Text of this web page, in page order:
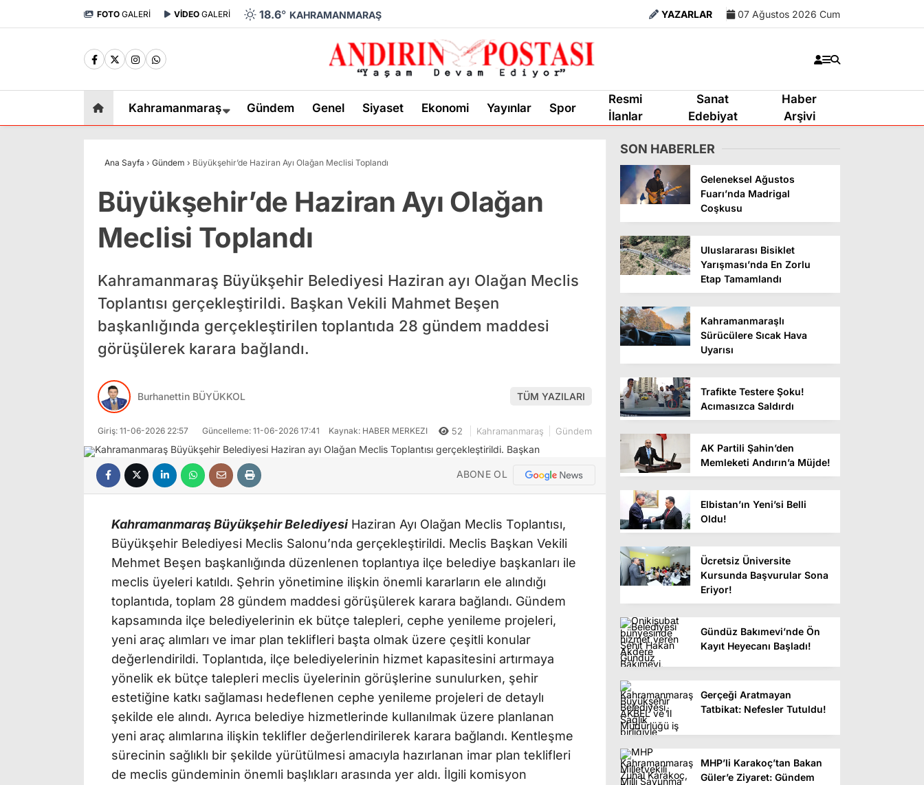
FOTO GALERİ VİDEO GALERİ 18.6° KAHRAMANMARAŞ YAZARLAR 07 Ağustos 2026 Cum
Kahramanmaraş Gündem Genel Siyaset Ekonomi Yayınlar Spor
Resmi
İlanlar
Sanat
Edebiyat
Haber
Arşivi
Ana Sayfa › Gündem › Büyükşehir’de Haziran Ayı Olağan Meclisi Toplandı
Büyükşehir’de Haziran Ayı Olağan
Meclisi Toplandı
Kahramanmaraş Büyükşehir Belediyesi Haziran ayı Olağan Meclis
Toplantısı gerçekleştirildi. Başkan Vekili Mahmet Beşen
başkanlığında gerçekleştirilen toplantıda 28 gündem maddesi
görüşülerek karara bağlandı.
Burhanettin BÜYÜKKOL TÜM YAZILARI
Giriş: 11-06-2026 22:57 Güncelleme: 11-06-2026 17:41 Kaynak: HABER MERKEZI 52 Kahramanmaraş Gündem
ABONE OL
Kahramanmaraş Büyükşehir Belediyesi Haziran Ayı Olağan Meclis Toplantısı,
Büyükşehir Belediyesi Meclis Salonu’nda gerçekleştirildi. Meclis Başkan Vekili
Mehmet Beşen başkanlığında düzenlenen toplantıya ilçe belediye başkanları ile
meclis üyeleri katıldı. Şehrin yönetimine ilişkin önemli kararların ele alındığı
toplantıda, toplam 28 gündem maddesi görüşülerek karara bağlandı. Gündem
kapsamında ilçe belediyelerinin ek bütçe talepleri, cephe yenileme projeleri,
yeni araç alımları ve imar plan teklifleri başta olmak üzere çeşitli konular
değerlendirildi. Toplantıda, ilçe belediyelerinin hizmet kapasitesini artırmaya
yönelik ek bütçe talepleri meclis üyelerinin görüşlerine sunulurken, şehir
estetiğine katkı sağlaması hedeflenen cephe yenileme projeleri de detaylı
şekilde ele alındı. Ayrıca belediye hizmetlerinde kullanılmak üzere planlanan
yeni araç alımlarına ilişkin teklifler değerlendirilerek karara bağlandı. Kentleşme
sürecinin sağlıklı bir şekilde yürütülmesi amacıyla hazırlanan imar plan teklifleri
de meclis gündeminin önemli başlıkları arasında yer aldı. İlgili komisyon
SON HABERLER
Geleneksel Ağustos
Fuarı’nda Madrigal
Coşkusu
Uluslararası Bisiklet
Yarışması’nda En Zorlu
Etap Tamamlandı
Kahramanmaraşlı
Sürücülere Sıcak Hava
Uyarısı
Trafikte Testere Şoku!
Acımasızca Saldırdı
AK Partili Şahin’den
Memleketi Andırın’a Müjde!
Elbistan’ın Yeni’si Belli
Oldu!
Ücretsiz Üniversite
Kursunda Başvurular Sona
Eriyor!
Gündüz Bakımevi’nde Ön
Kayıt Heyecanı Başladı!
Gerçeği Aratmayan
Tatbikat: Nefesler Tutuldu!
MHP’li Karakoç’tan Bakan
Güler’e Ziyaret: Gündem